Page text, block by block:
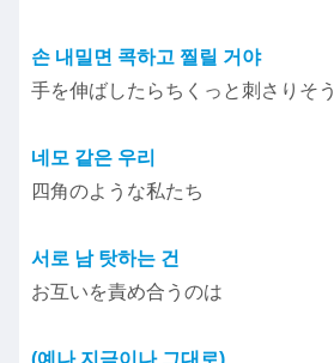
손 내밀면 콕하고 찔릴 거야
手を伸ばしたらちくっと刺さりそう
네모 같은 우리
四角のような私たち
서로 남 탓하는 건
お互いを責め合うのは
(예나 지금이나 그대로)